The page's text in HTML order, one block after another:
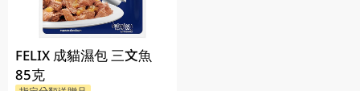
FELIX 成貓濕包 三文魚
85克